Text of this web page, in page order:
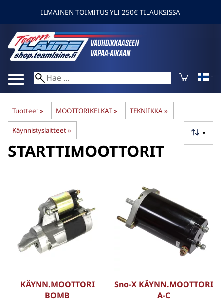
ILMAINEN TOIMITUS YLI 250€ TILAUKSISSA
Tuotteet‪» MOOTTORIKELKAT ‪» TEKNIIKKA‪»
Käynnistyslaitteet‪» ▼
STARTTIMOOTTORIT
KÄYNN.MOOTTORI
BOMB
Sno-X KÄYNN.MOOTTORI
A-C